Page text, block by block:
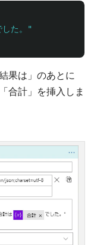
た。"
果は」のあとに
合計」を挿入しま